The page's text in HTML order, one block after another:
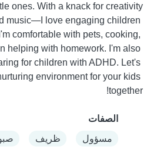
ones. With a knack for creativity
music—I love engaging children
comfortable with pets, cooking,
helping with homework. I'm also
for children with ADHD. Let's
environment for your kids
together!
الصفات
مسؤول
ظريف